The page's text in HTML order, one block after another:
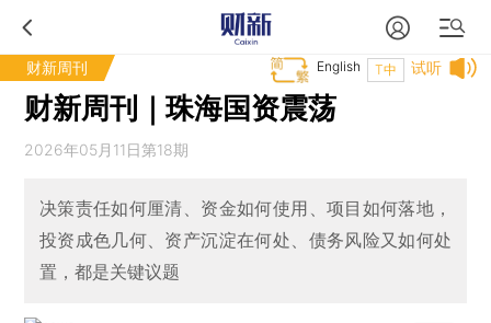
财新周刊 试听
T中
English
财新周刊｜珠海国资震荡
2026年05月11日第18期
决策责任如何厘清、资金如何使用、项目如何落地，
投资成色几何、资产沉淀在何处、债务风险又如何处
置，都是关键议题